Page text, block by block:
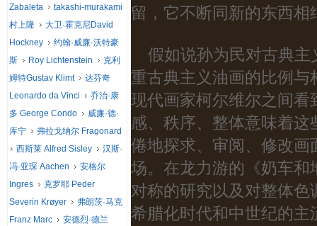
留，它不断同新的东西
假如说孙为民对古典
重古典主义油画的比例
现代画家柯尔维尔之间
感、秩序、整体意味着
倦地探求、审阅、修改
场。在龙力游的《奶车
对称的研究以及对整体
希腊化时代和中世纪的
Zabaleta
takashi-murakami
村上隆
大卫·霍克尼David
Hockney
约翰·威廉·沃特豪
斯
Roy Lichtenstein
克利
姆特Gustav Klimt
达芬奇
Leonardo da Vinci
乔治·康
多 George Condo
威廉·德·
库宁
弗拉戈纳尔 Fragonard
西斯莱 Alfred Sisley
汉斯·
冯·亚琛 Aachen
安格尔
Ingres
克罗耶 Peder
Severin Krøyer
弗朗茨·马克
Franz Marc
安德烈·德兰